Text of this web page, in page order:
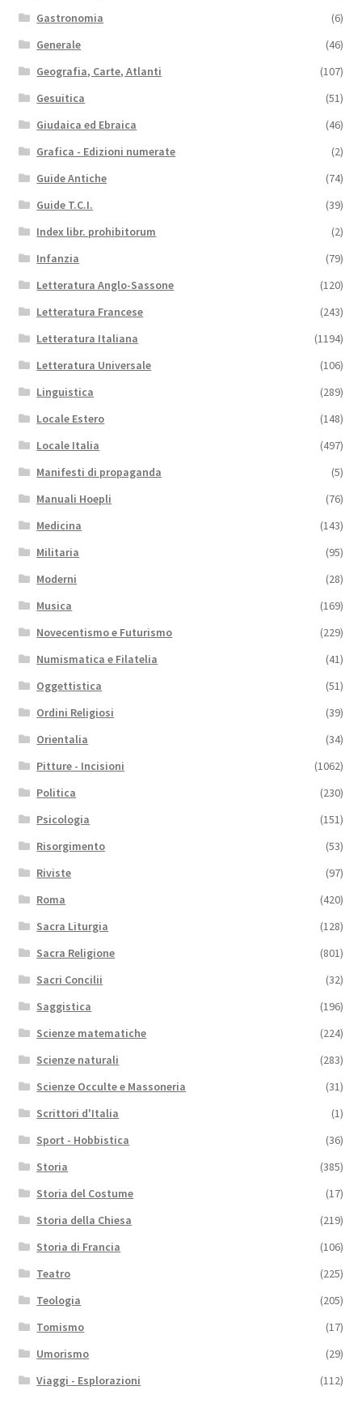
Gastronomia
(6)
Generale
(46)
Geografia, Carte, Atlanti
(107)
Gesuitica
(51)
Giudaica ed Ebraica
(46)
Grafica - Edizioni numerate
(2)
Guide Antiche
(74)
Guide T.C.I.
(39)
Index libr. prohibitorum
(2)
Infanzia
(79)
Letteratura Anglo-Sassone
(120)
Letteratura Francese
(243)
Letteratura Italiana
(1194)
Letteratura Universale
(106)
Linguistica
(289)
Locale Estero
(148)
Locale Italia
(497)
Manifesti di propaganda
(5)
Manuali Hoepli
(76)
Medicina
(143)
Militaria
(95)
Moderni
(28)
Musica
(169)
Novecentismo e Futurismo
(229)
Numismatica e Filatelia
(41)
Oggettistica
(51)
Ordini Religiosi
(39)
Orientalia
(34)
Pitture - Incisioni
(1062)
Politica
(230)
Psicologia
(151)
Risorgimento
(53)
Riviste
(97)
Roma
(420)
Sacra Liturgia
(128)
Sacra Religione
(801)
Sacri Concilii
(32)
Saggistica
(196)
Scienze matematiche
(224)
Scienze naturali
(283)
Scienze Occulte e Massoneria
(31)
Scrittori d'Italia
(1)
Sport - Hobbistica
(36)
Storia
(385)
Storia del Costume
(17)
Storia della Chiesa
(219)
Storia di Francia
(106)
Teatro
(225)
Teologia
(205)
Tomismo
(17)
Umorismo
(29)
Viaggi - Esplorazioni
(112)